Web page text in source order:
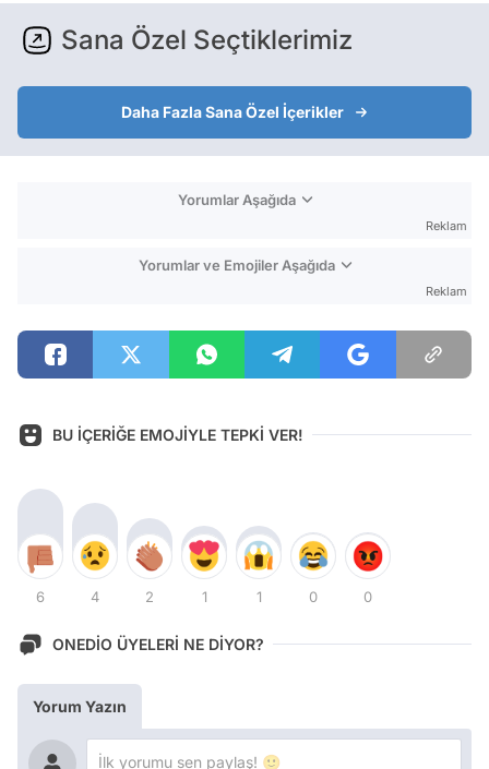
Sana Özel Seçtiklerimiz
Daha Fazla Sana Özel İçerikler
Yorumlar Aşağıda
Reklam
Yorumlar ve Emojiler Aşağıda
Reklam
BU İÇERİĞE EMOJİYLE TEPKİ VER!
6 4 2 1 1 0 0
ONEDİO ÜYELERİ NE DİYOR?
Yorum Yazın